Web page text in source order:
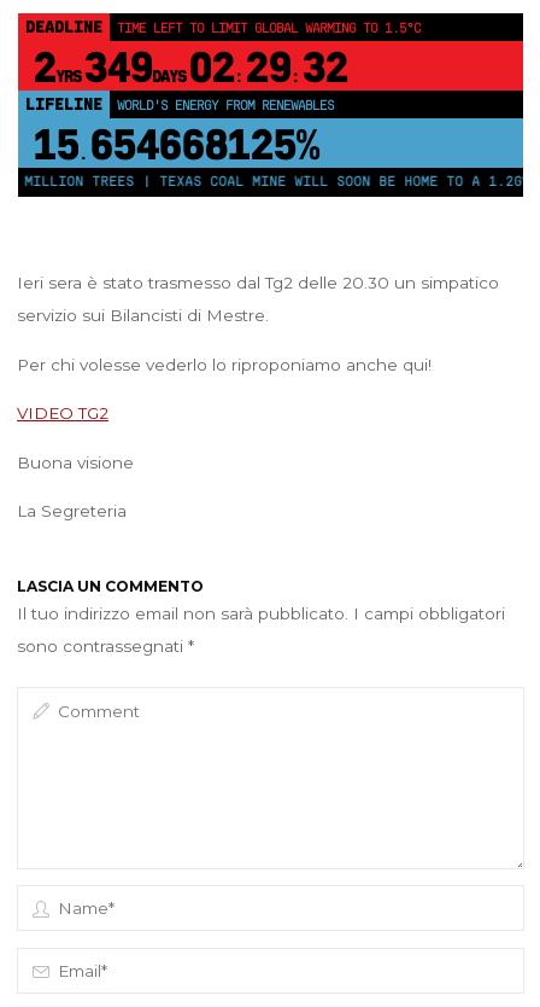
DEADLINE TIME LEFT TO LIMIT GLOBAL WARMING TO 1.5°C
2YRS 349DAYS 02: 29: 32
LIFELINE WORLD'S ENERGY FROM RENEWABLES
15. 654668125%
MILLION TREES | TEXAS COAL MINE WILL SOON BE HOME TO A 1.2GW
Ieri sera è stato trasmesso dal Tg2 delle 20.30 un simpatico
servizio sui Bilancisti di Mestre.
Per chi volesse vederlo lo riproponiamo anche qui!
VIDEO TG2
Buona visione
La Segreteria
LASCIA UN COMMENTO
Il tuo indirizzo email non sarà pubblicato.
I campi obbligatori
sono contrassegnati *